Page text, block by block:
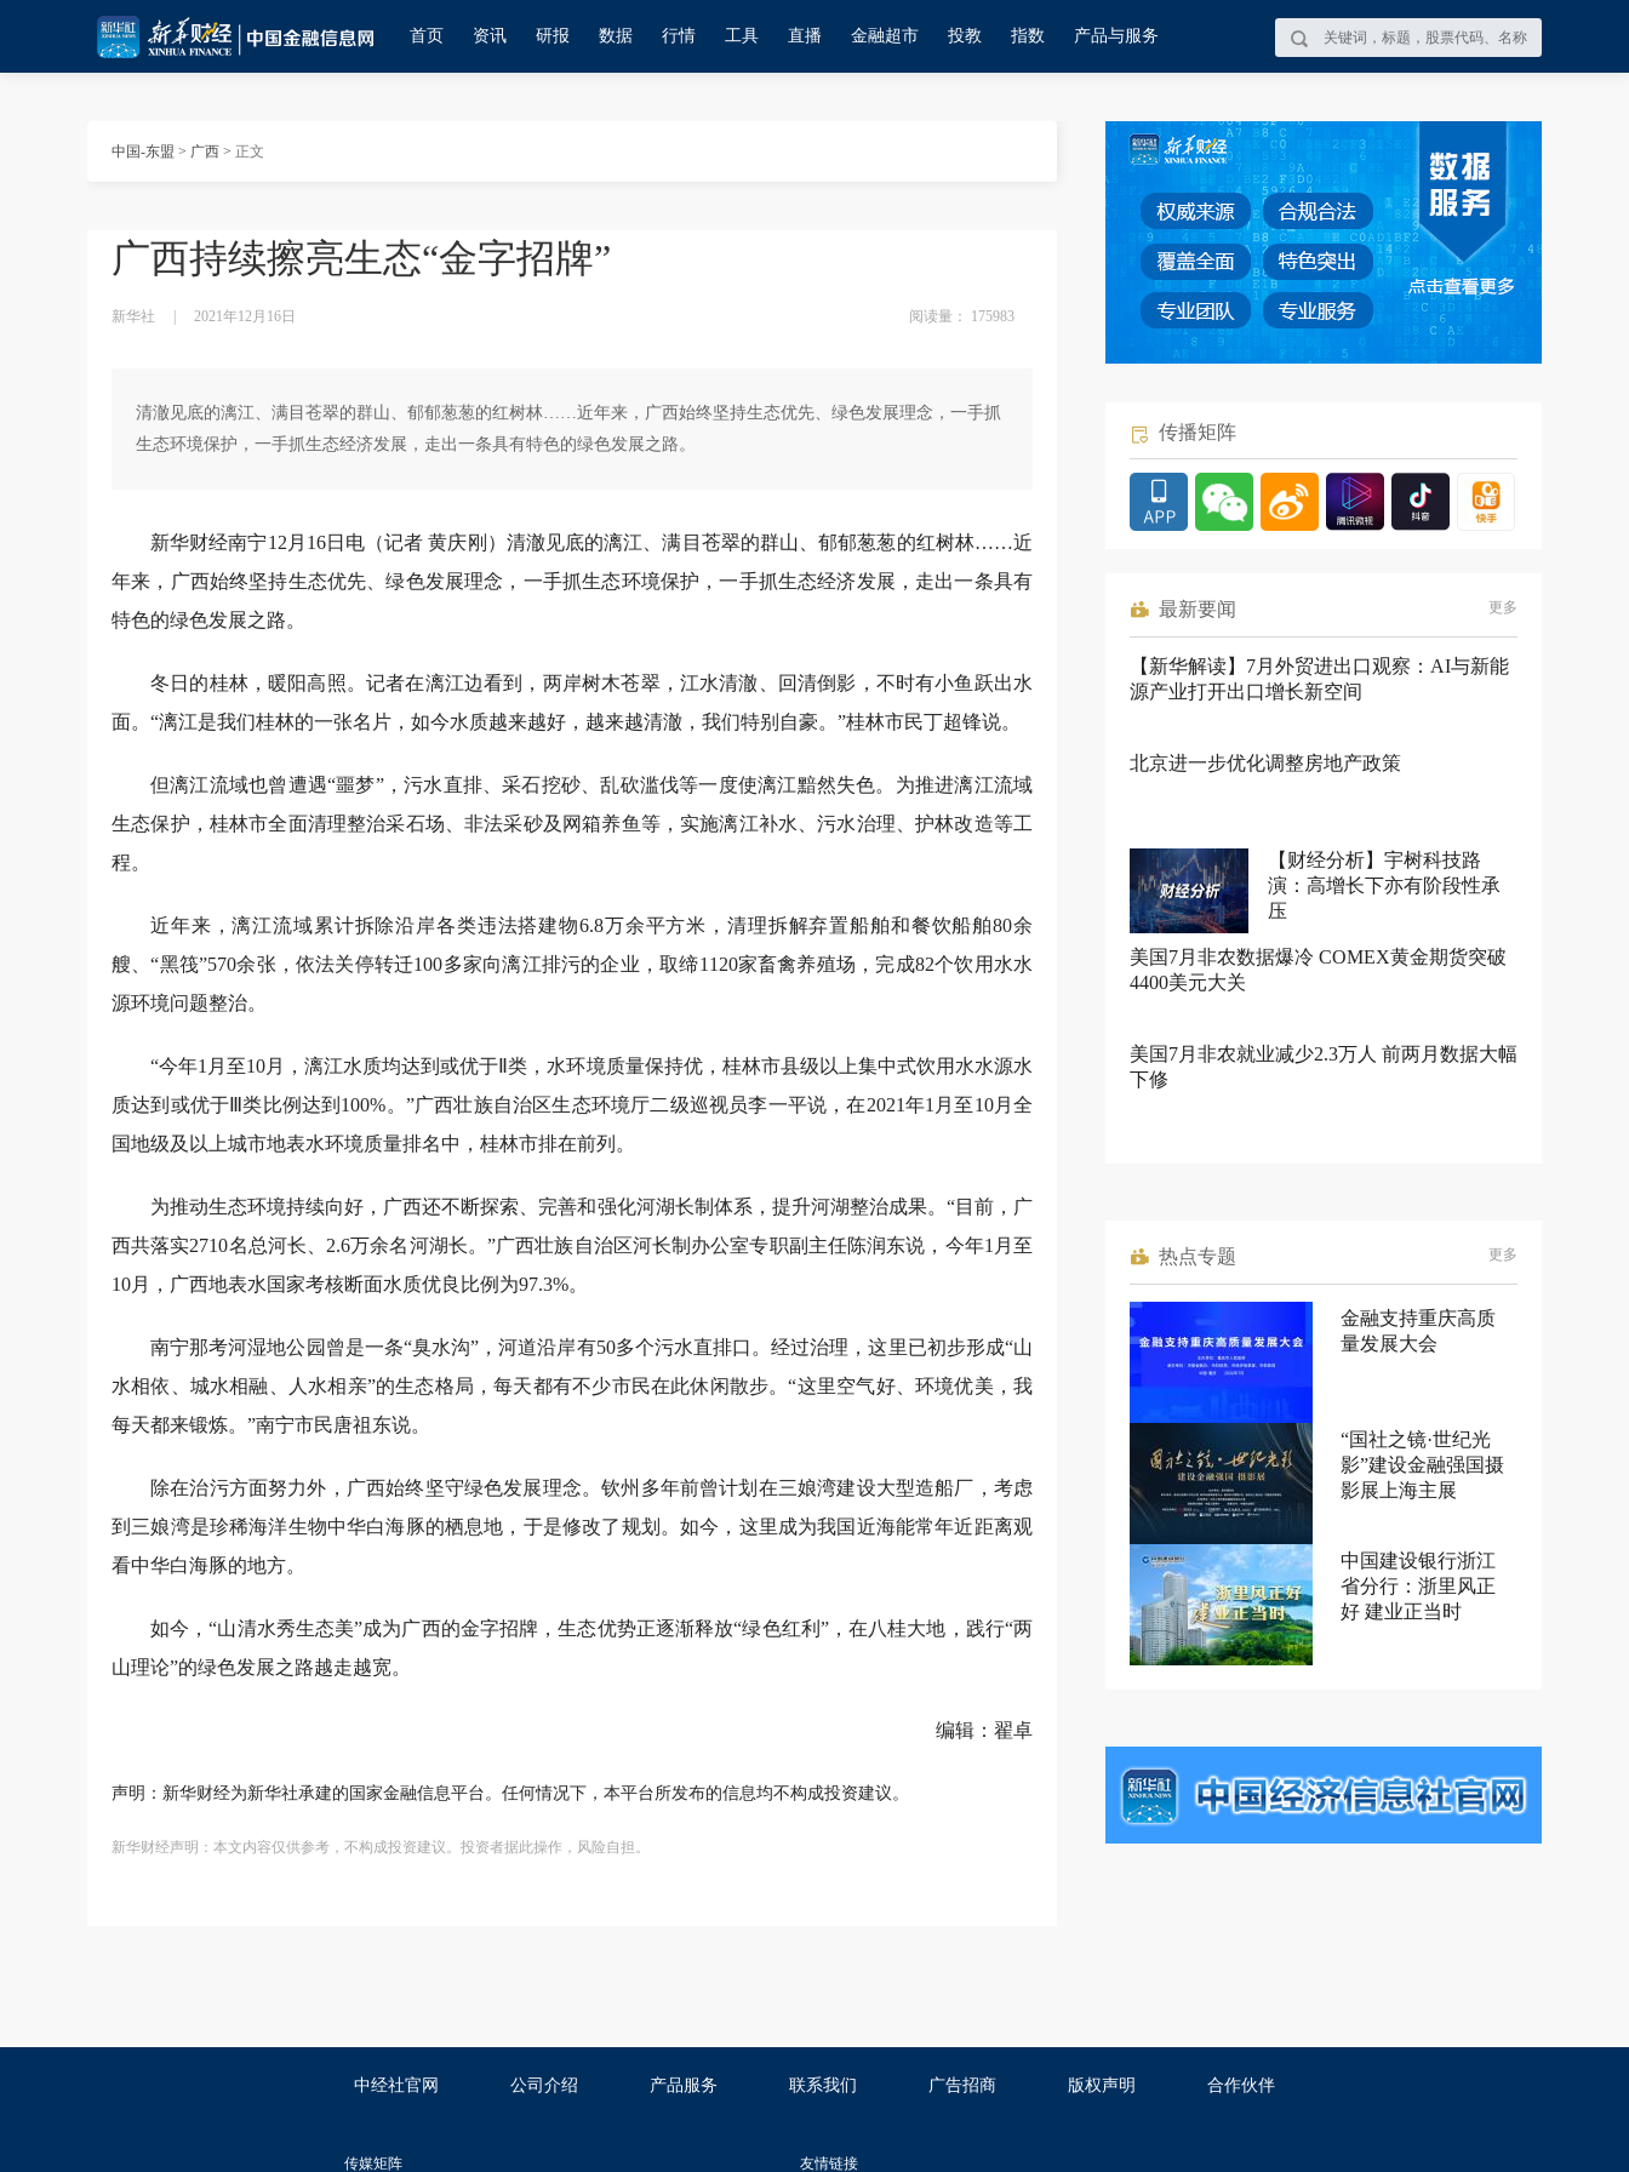
首页 资讯 研报 数据 行情 工具 直播 金融超市 投教 指数 产品与服务
中国-东盟 > 广西 > 正文
广西持续擦亮生态“金字招牌”
新华社 2021年12月16日 阅读量： 175983
清澈见底的漓江、满目苍翠的群山、郁郁葱葱的红树林……近年来，广西始终坚持生态优先、绿色发展理念，一手抓
生态环境保护，一手抓生态经济发展，走出一条具有特色的绿色发展之路。
新华财经南宁12月16日电（记者 黄庆刚）清澈见底的漓江、满目苍翠的群山、郁郁葱葱的红树林……近
年来，广西始终坚持生态优先、绿色发展理念，一手抓生态环境保护，一手抓生态经济发展，走出一条具有
特色的绿色发展之路。
冬日的桂林，暖阳高照。记者在漓江边看到，两岸树木苍翠，江水清澈、回清倒影，不时有小鱼跃出水
面。“漓江是我们桂林的一张名片，如今水质越来越好，越来越清澈，我们特别自豪。”桂林市民丁超锋说。
但漓江流域也曾遭遇“噩梦”，污水直排、采石挖砂、乱砍滥伐等一度使漓江黯然失色。为推进漓江流域
生态保护，桂林市全面清理整治采石场、非法采砂及网箱养鱼等，实施漓江补水、污水治理、护林改造等工
程。
近年来，漓江流域累计拆除沿岸各类违法搭建物6.8万余平方米，清理拆解弃置船舶和餐饮船舶80余
艘、“黑筏”570余张，依法关停转迁100多家向漓江排污的企业，取缔1120家畜禽养殖场，完成82个饮用水水
源环境问题整治。
“今年1月至10月，漓江水质均达到或优于Ⅱ类，水环境质量保持优，桂林市县级以上集中式饮用水水源水
质达到或优于Ⅲ类比例达到100%。”广西壮族自治区生态环境厅二级巡视员李一平说，在2021年1月至10月全
国地级及以上城市地表水环境质量排名中，桂林市排在前列。
为推动生态环境持续向好，广西还不断探索、完善和强化河湖长制体系，提升河湖整治成果。“目前，广
西共落实2710名总河长、2.6万余名河湖长。”广西壮族自治区河长制办公室专职副主任陈润东说，今年1月至
10月，广西地表水国家考核断面水质优良比例为97.3%。
南宁那考河湿地公园曾是一条“臭水沟”，河道沿岸有50多个污水直排口。经过治理，这里已初步形成“山
水相依、城水相融、人水相亲”的生态格局，每天都有不少市民在此休闲散步。“这里空气好、环境优美，我
每天都来锻炼。”南宁市民唐祖东说。
除在治污方面努力外，广西始终坚守绿色发展理念。钦州多年前曾计划在三娘湾建设大型造船厂，考虑
到三娘湾是珍稀海洋生物中华白海豚的栖息地，于是修改了规划。如今，这里成为我国近海能常年近距离观
看中华白海豚的地方。
如今，“山清水秀生态美”成为广西的金字招牌，生态优势正逐渐释放“绿色红利”，在八桂大地，践行“两
山理论”的绿色发展之路越走越宽。
编辑：翟卓
声明：新华财经为新华社承建的国家金融信息平台。任何情况下，本平台所发布的信息均不构成投资建议。
新华财经声明：本文内容仅供参考，不构成投资建议。投资者据此操作，风险自担。
传播矩阵
最新要闻 更多
【新华解读】7月外贸进出口观察：AI与新能
源产业打开出口增长新空间
北京进一步优化调整房地产政策
【财经分析】宇树科技路
演：高增长下亦有阶段性承
压
美国7月非农数据爆冷 COMEX黄金期货突破
4400美元大关
美国7月非农就业减少2.3万人 前两月数据大幅
下修
热点专题 更多
金融支持重庆高质
量发展大会
“国社之镜·世纪光
影”建设金融强国摄
影展上海主展
中国建设银行浙江
省分行：浙里风正
好 建业正当时
中经社官网 公司介绍 产品服务 联系我们 广告招商 版权声明 合作伙伴
传媒矩阵 友情链接